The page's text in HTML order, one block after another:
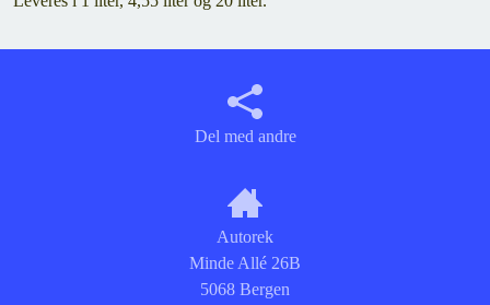
Del med andre
Autorek
Minde Allé 26B
5068 Bergen